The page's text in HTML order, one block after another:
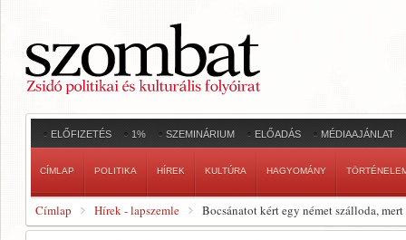
ELŐFIZETÉS 1% SZEMINÁRIUM ELŐADÁS MÉDIAAJÁNLAT
CÍMLAP POLITIKA HÍREK KULTÚRA HAGYOMÁNY
Címlap Hírek - lapszemle Bocsánatot kért egy német szálloda,